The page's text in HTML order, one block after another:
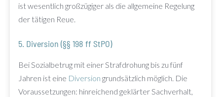
ist wesentlich großzügiger als die allgemeine Regelung
der tätigen Reue.
5. Diversion (§§ 198 ff StPO)
Bei Sozialbetrug mit einer Strafdrohung bis zu fünf
Jahren ist eine Diversion grundsätzlich möglich. Die
Voraussetzungen: hinreichend geklärter Sachverhalt,